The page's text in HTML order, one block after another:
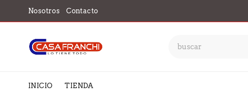
Nosotros Contacto
INICIO TIENDA